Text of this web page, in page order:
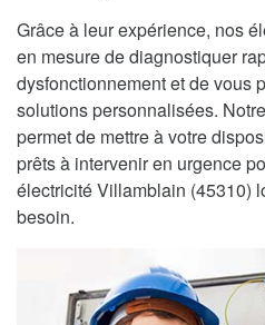
Grâce à leur expérience, nos
en mesure de diagnostiquer
dysfonctionnement et de vous
solutions personnalisées.
permet de mettre à votre
prêts à intervenir en urgence
électricité Villamblain (45310)
besoin.